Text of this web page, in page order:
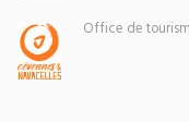
Office de